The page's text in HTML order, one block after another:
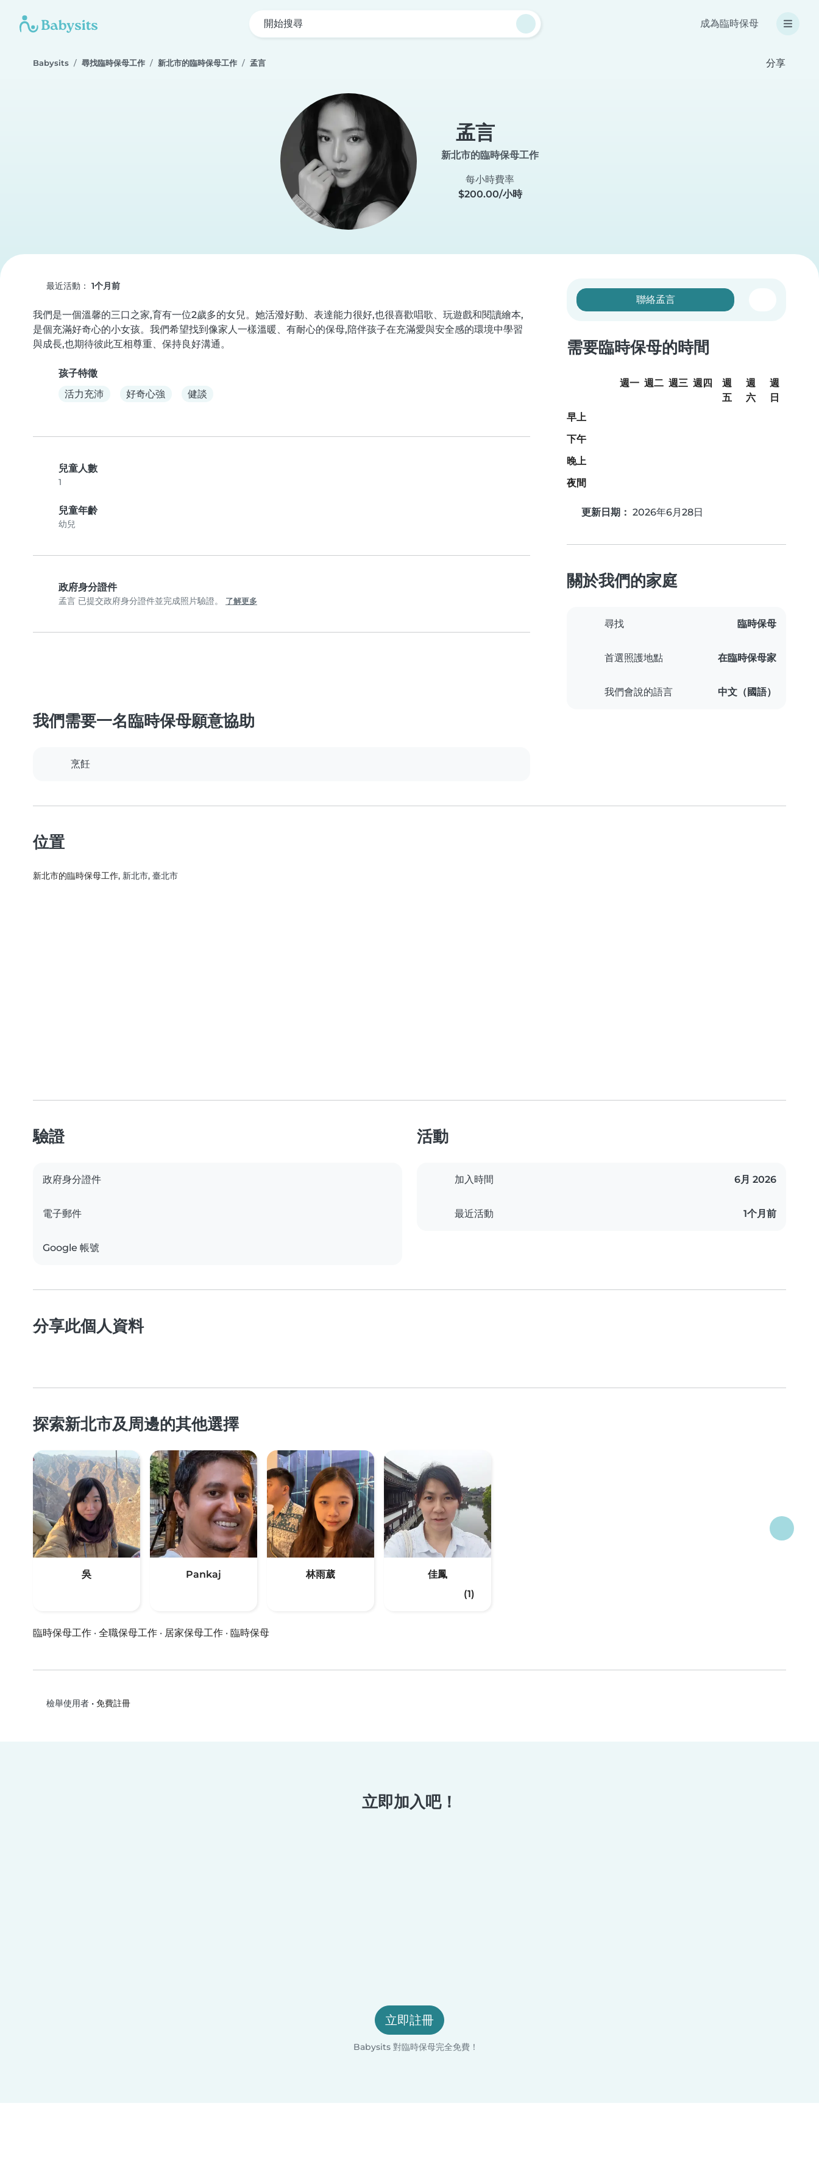
開始搜尋 成為臨時保母
Babysits 尋找臨時保母工作 新北市的臨時保母工作 孟言 分享
孟言
新北市的臨時保母工作
每小時費率
$200.00/小時
最近活動： 1个月前
我們是一個溫馨的三口之家,育有一位2歲多的女兒。她活潑好動、表達能力很好,也很喜歡唱歌、玩遊戲和閱讀繪本,
是個充滿好奇心的小女孩。我們希望找到像家人一樣溫暖、有耐心的保母,陪伴孩子在充滿愛與安全感的環境中學習
與成長,也期待彼此互相尊重、保持良好溝通。
孩子特徵
活力充沛
好奇心強 健談
兒童人數
1
兒童年齡
幼兒
政府身分證件
孟言 已提交政府身分證件並完成照片驗證。 了解更多
聯絡孟言
需要臨時保母的時間
週一 週二 週三 週四
週
五
週
六
週
日
早上
下午
晚上
夜間
更新日期： 2026年6月28日
關於我們的家庭
尋找 臨時保母
首選照護地點 在臨時保母家
我們會說的語言 中文（國語）
我們需要一名臨時保母願意協助
烹飪
位置
新北市的臨時保母工作, 新北市, 臺北市
驗證
政府身分證件
電子郵件
Google 帳號
活動
加入時間 6月 2026
最近活動 1个月前
分享此個人資料
探索新北市及周邊的其他選擇
吳 Pankaj 林雨葳
佳鳳
(1)
臨時保母工作 · 全職保母工作 · 居家保母工作 · 臨時保母
檢舉使用者• 免費註冊
立即加入吧！
立即註冊
Babysits 對臨時保母完全免費！